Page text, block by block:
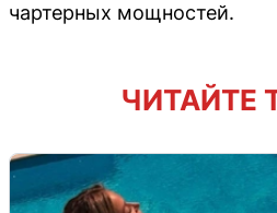
чартерных мощностей.
ЧИТАЙТЕ